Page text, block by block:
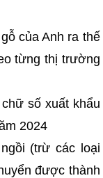
của Anh ra thế
từng thị trường
số xuất khẩu
2024
(trừ các loại
được thành